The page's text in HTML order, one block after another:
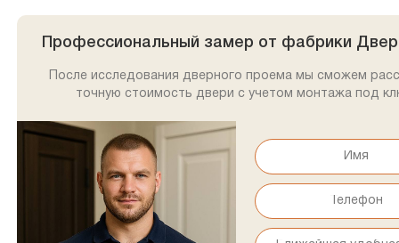
Профессиональный замер от фабрики
После исследования дверного проема мы сможем
точную стоимость двери с учетом монтажа под